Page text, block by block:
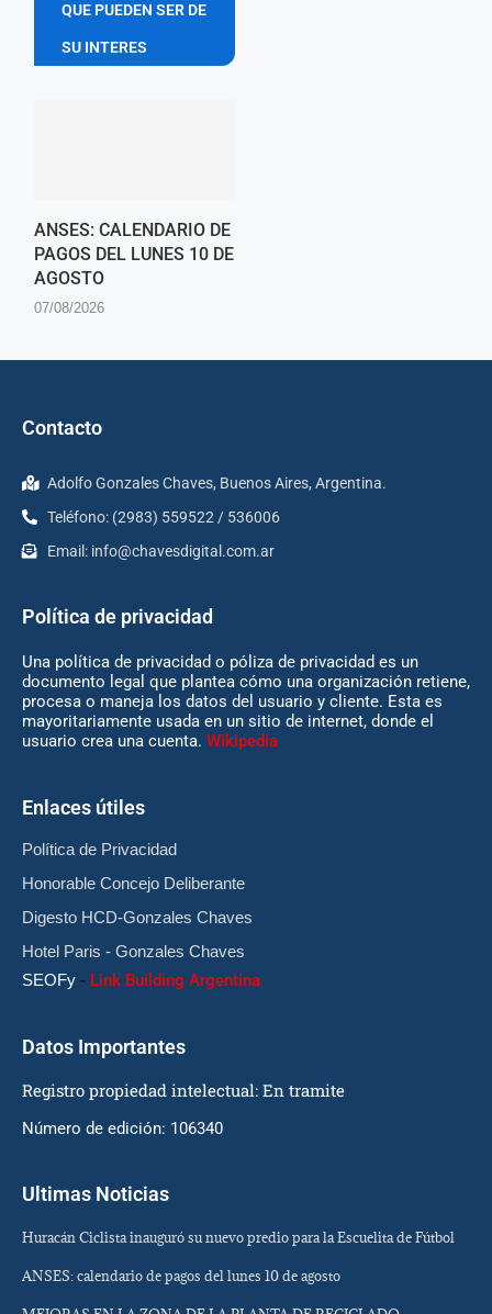
QUE PUEDEN SER DE
SU INTERES
ANSES: CALENDARIO DE
PAGOS DEL LUNES 10 DE
AGOSTO
07/08/2026
Contacto
Adolfo Gonzales Chaves, Buenos Aires, Argentina.
Teléfono: (2983) 559522 / 536006
Email: info@chavesdigital.com.ar
Política de privacidad
Una política de privacidad o póliza de privacidad es un
documento legal que plantea cómo una organización retiene,
procesa o maneja los datos del usuario y cliente. Esta es
mayoritariamente usada en un sitio de internet, donde el
usuario crea una cuenta. Wikipedia
Enlaces útiles
Política de Privacidad
Honorable Concejo Deliberante
Digesto HCD-Gonzales Chaves
Hotel Paris - Gonzales Chaves
SEOFy - Link Building Argentina
Datos Importantes
Registro propiedad intelectual: En tramite
Número de edición: 106340
Ultimas Noticias
Huracán Ciclista inauguró su nuevo predio para la Escuelita de Fútbol
ANSES: calendario de pagos del lunes 10 de agosto